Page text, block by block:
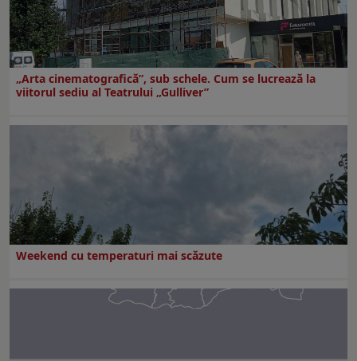
„Arta cinematografică”, sub schele. Cum se lucrează la
viitorul sediu al Teatrului „Gulliver”
Weekend cu temperaturi mai scăzute